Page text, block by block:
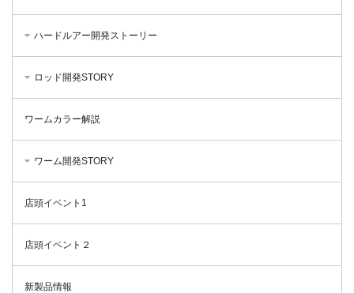
ハードルアー開発ストーリー
ロッド開発STORY
ワームカラー解説
ワーム開発STORY
店頭イベント1
店頭イベント２
新製品情報